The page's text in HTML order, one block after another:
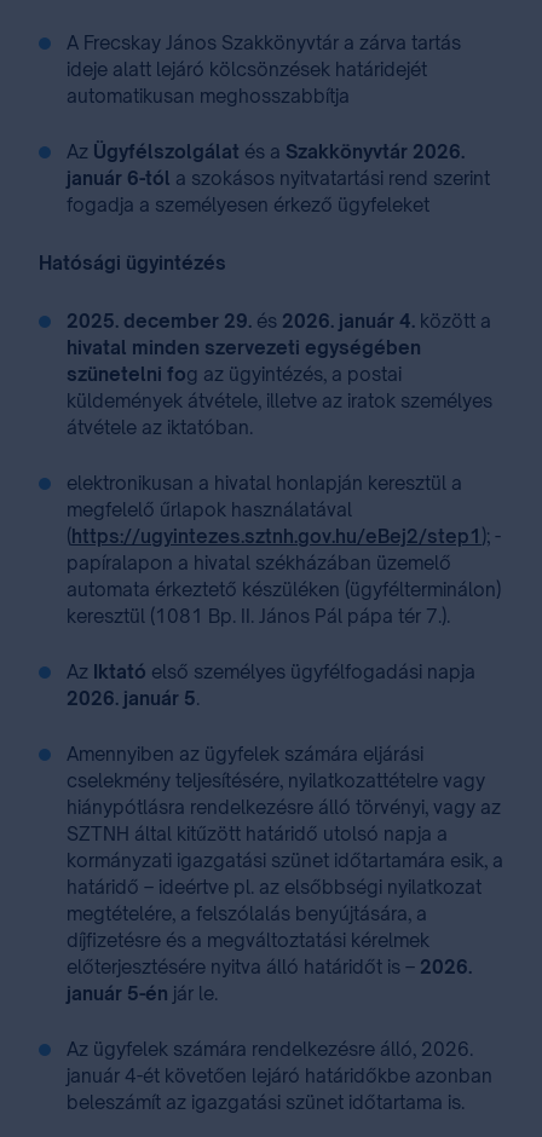
A Frecskay János Szakkönyvtár a zárva tartás
ideje alatt lejáró kölcsönzések határidejét
automatikusan meghosszabbítja
Az Ügyfélszolgálat és a Szakkönyvtár 2026.
január 6-tól a szokásos nyitvatartási rend szerint
fogadja a személyesen érkező ügyfeleket
Hatósági ügyintézés
2025. december 29. és 2026. január 4. között a
hivatal minden szervezeti egységében
szünetelni fog az ügyintézés, a postai
küldemények átvétele, illetve az iratok személyes
átvétele az iktatóban.
elektronikusan a hivatal honlapján keresztül a
megfelelő űrlapok használatával
(https://ugyintezes.sztnh.gov.hu/eBej2/step1 ); -
papíralapon a hivatal székházában üzemelő
automata érkeztető készüléken (ügyfélterminálon)
keresztül (1081 Bp. II. János Pál pápa tér 7.).
Az Iktató első személyes ügyfélfogadási napja
2026. január 5.
Amennyiben az ügyfelek számára eljárási
cselekmény teljesítésére, nyilatkozattételre vagy
hiánypótlásra rendelkezésre álló törvényi, vagy az
SZTNH által kitűzött határidő utolsó napja a
kormányzati igazgatási szünet időtartamára esik, a
határidő – ideértve pl. az elsőbbségi nyilatkozat
megtételére, a felszólalás benyújtására, a
díjfizetésre és a megváltoztatási kérelmek
előterjesztésére nyitva álló határidőt is – 2026.
január 5-én jár le.
Az ügyfelek számára rendelkezésre álló, 2026.
január 4-ét követően lejáró határidőkbe azonban
beleszámít az igazgatási szünet időtartama is.